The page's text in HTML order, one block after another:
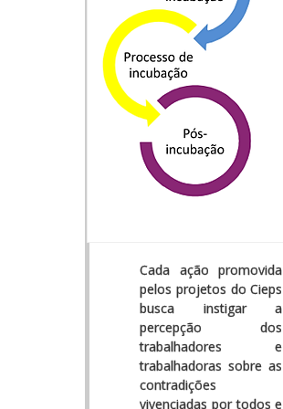
Cada ação promovida
pelos projetos do Cieps
busca instigar a
percepção dos
trabalhadores e
trabalhadoras sobre as
contradições
vivenciadas por todos e